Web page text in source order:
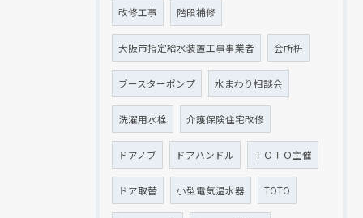
改修工事 階段補修
大阪市指定給水装置工事事業者 会所枡
ブースターポンプ 水まわり相談会
洗濯用水栓 介護保険住宅改修
ドアノブ ドアハンドル ＴＯＴＯ主催
ドア取替 小型電気温水器 TOTO